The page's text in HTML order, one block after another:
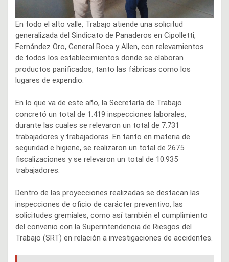
En todo el alto valle, Trabajo atiende una solicitud
generalizada del Sindicato de Panaderos en Cipolletti,
Fernández Oro, General Roca y Allen, con relevamientos
de todos los establecimientos donde se elaboran
productos panificados, tanto las fábricas como los
lugares de expendio.
En lo que va de este año, la Secretaría de Trabajo
concretó un total de 1.419 inspecciones laborales,
durante las cuales se relevaron un total de 7.731
trabajadores y trabajadoras. En tanto en materia de
seguridad e higiene, se realizaron un total de 2675
fiscalizaciones y se relevaron un total de 10.935
trabajadores.
Dentro de las proyecciones realizadas se destacan las
inspecciones de oficio de carácter preventivo, las
solicitudes gremiales, como así también el cumplimiento
del convenio con la Superintendencia de Riesgos del
Trabajo (SRT) en relación a investigaciones de accidentes.